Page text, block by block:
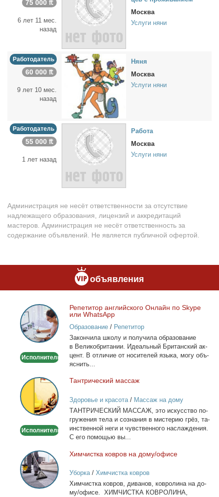
75 000 ₶
6 лет 11 мес.
назад
Москва
Услуги няни
Работодатель
60 000 ₶
9 лет 10 мес.
назад
Ня­ня
Москва
Услуги няни
Работодатель
55 000 ₶
1 лет назад
Ра­бо­та
Москва
Услуги няни
Администрация не несёт ответственности за отсутствие
надлежащего образования, лицензий и аккредитаций
мастеров. Администрация не несёт ответственность за
содержание объявлений. Не является публичной офертой.
объявления
Репетитор
английского
Онлайн
по
или
Исполнитель
Ре­пе­ти­тор ан­глий­ско­го Он­лайн по Skype
или WhatsApp
Образование/ Репетитор
За­кон­чи­ла шко­лу и по­лу­чи­ла об­ра­зо­ва­ние
в Ве­ли­ко­бри­та­нии. Иде­аль­ный Бри­тан­ский ак­
цент. В от­ли­чие от но­си­те­лей язы­ка, мо­гу объ­
яс­нить...
Тантрический
массаж
Исполнитель
Тан­три­че­ский мас­саж
Здоровье и красота/ Массаж на дому
ТАНТРИЧЕСКИЙ МАССАЖ, это ис­кус­ство по­
гру­же­ния те­ла и со­зна­ния в ми­сте­рию грёз, та­
ин­ствен­ной неги и чув­ствен­но­го на­сла­жде­ния.
С его по­мо­щью вы...
Химчистка
ковров
на
дому/
Хим­чист­ка ков­ров на до­му/офи­се
Уборка/ Химчистка ковров
Хим­чист­ка ков­ров, ди­ва­нов, ков­ро­ли­на на до­
му/офи­се. ХИМЧИСТКА КОВРОЛИНА,